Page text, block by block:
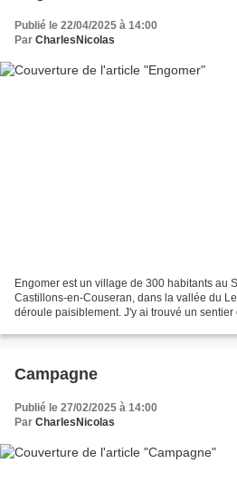
Publié le 22/04/2025 à 14:00
Par CharlesNicolas
Engomer est un village de 300 habitants au
Castillons-en-Couseran, dans la vallée du
déroule paisiblement. J'y ai trouvé un
Campagne
Publié le 27/02/2025 à 14:00
Par CharlesNicolas